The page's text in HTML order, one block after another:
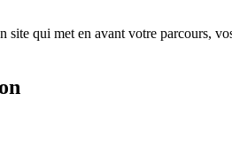
site qui met en avant votre parcours,